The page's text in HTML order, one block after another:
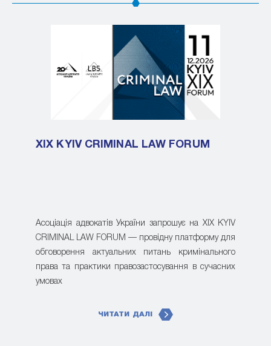
XIX KYIV CRIMINAL LAW FORUM
Асоціація адвокатів України запрошує на XIX KYIV
CRIMINAL LAW FORUM — провідну платформу для
обговорення актуальних питань кримінального
права та практики правозастосування в сучасних
умовах
ЧИТАТИ ДАЛІ